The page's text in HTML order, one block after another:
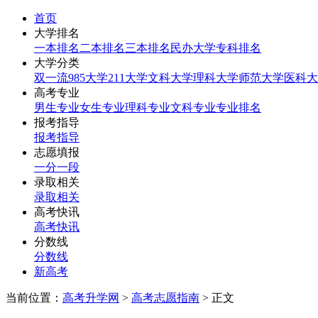
首页
大学排名
一本排名 二本排名三本排名 民办大学专科排名
大学分类
双一流985大学211大学文科大学理科大学师范大学医科
高考专业
男生专业女生专业理科专业文科专业专业排名
报考指导
报考指导
志愿填报
一分一段
录取相关
录取相关
高考快讯
高考快讯
分数线
分数线
新高考
当前位置： 高考升学网 > 高考志愿指南 > 正文